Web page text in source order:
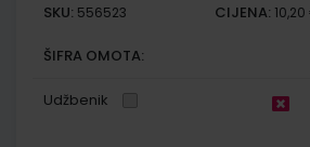
SKU: 556523 CIJENA:
ŠIFRA OMOTA:
Udžbenik